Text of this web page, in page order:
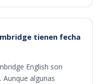
tienen fecha
English son
algunas